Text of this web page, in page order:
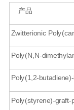
产品
Zwitterionic
Poly(N,N-
Poly(1,2-
Poly(styrene)-